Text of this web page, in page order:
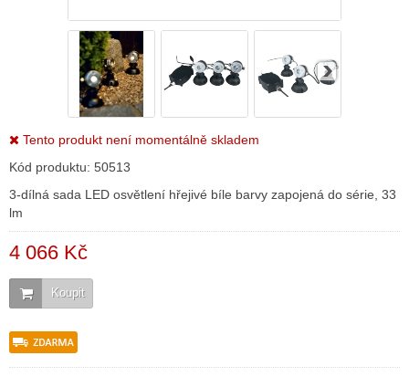
Tento produkt není momentálně skladem
Kód produktu: 50513
3-dílná sada LED osvětlení hřejivé bíle barvy zapojená do série, 33
lm
4 066 Kč
Koupit